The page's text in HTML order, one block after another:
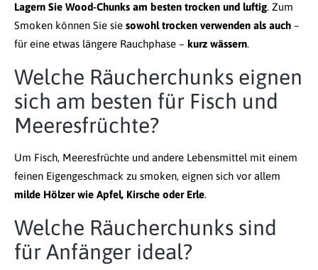
Lagern Sie Wood-Chunks am besten trocken und luftig. Zum
Smoken können Sie sie sowohl trocken verwenden als auch –
für eine etwas längere Rauchphase – kurz wässern.
Welche Räucherchunks eignen
sich am besten für Fisch und
Meeresfrüchte?
Um Fisch, Meeresfrüchte und andere Lebensmittel mit einem
feinen Eigengeschmack zu smoken, eignen sich vor allem
milde Hölzer wie Apfel, Kirsche oder Erle.
Welche Räucherchunks sind
für Anfänger ideal?